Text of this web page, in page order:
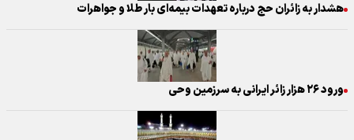
هشدار به زائران حج درباره تعهدات بیمه‌ای بار طلا و جواهرات
ورود ۲۶ هزار زائر ایرانی به سرزمین وحی